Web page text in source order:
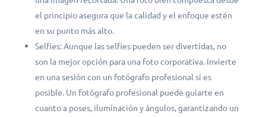
el principio asegura que la calidad y el enfoque estén
en su punto más alto.
Selfies: Aunque las selfies pueden ser divertidas, no
son la mejor opción para una foto corporativa. Invierte
en una sesión con un fotógrafo profesional si es
posible. Un fotógrafo profesional puede guiarte en
cuanto a poses, iluminación y ángulos, garantizando un